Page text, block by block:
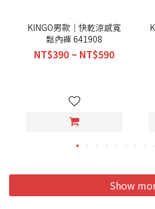
KINGO男款｜快乾涼感寬
鬆內褲 641908
NT$390 ~ NT$590
Show